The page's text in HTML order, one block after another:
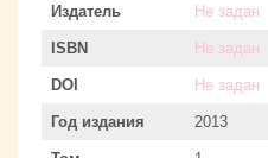
Издатель Не задан
ISBN Не задан
DOI Не задан
Год издания 2013